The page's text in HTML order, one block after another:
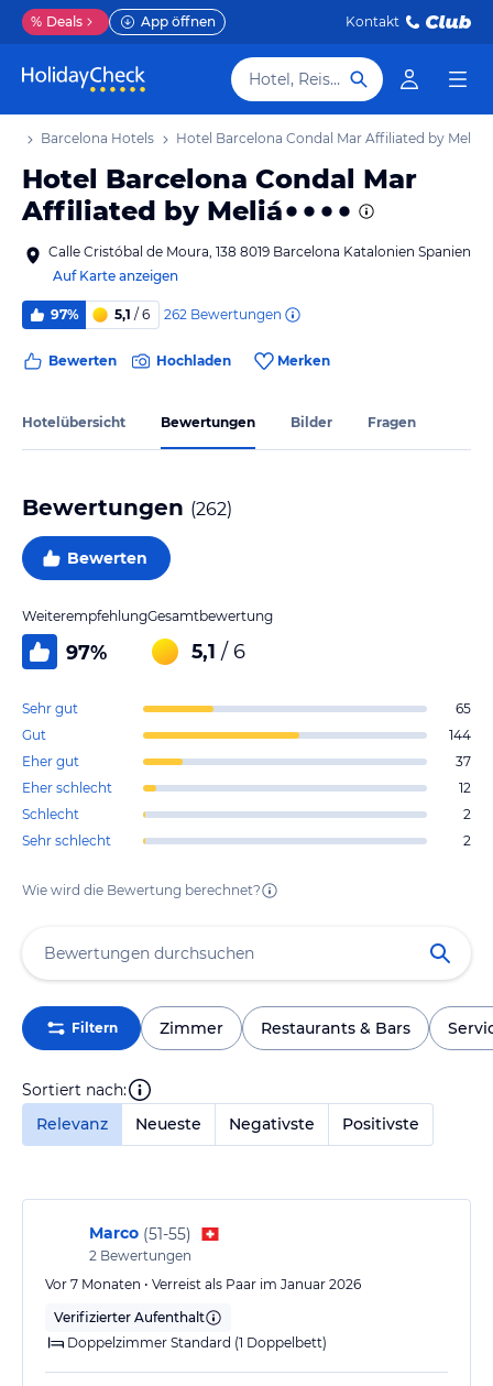
% Deals App öffnen Kontakt
Hotel, Reiseziel
Barcelona Hotels Hotel Barcelona Condal Mar Affiliated by Meliá
Hotel Barcelona Condal Mar
Affiliated by Meliá
Calle Cristóbal de Moura, 138 8019 Barcelona Katalonien Spanien
Auf Karte anzeigen
97% 5,1 / 6 262 Bewertungen
Bewerten Hochladen Merken
Hotelübersicht Bewertungen Bilder Fragen
Bewertungen (262)
Bewerten
Weiterempfehlung
97%
Gesamtbewertung
5,1 / 6
Sehr gut
65
Gut
144
Eher gut
37
Eher schlecht
12
Schlecht
2
Sehr schlecht
2
Wie wird die Bewertung berechnet?
Filtern Zimmer Restaurants & Bars
Sortiert nach:
Relevanz
Neueste Negativste Positivste
Marco (51-55)
2 Bewertungen
Vor 7 Monaten • Verreist als Paar im Januar 2026
Verifizierter Aufenthalt
Doppelzimmer Standard (1 Doppelbett)